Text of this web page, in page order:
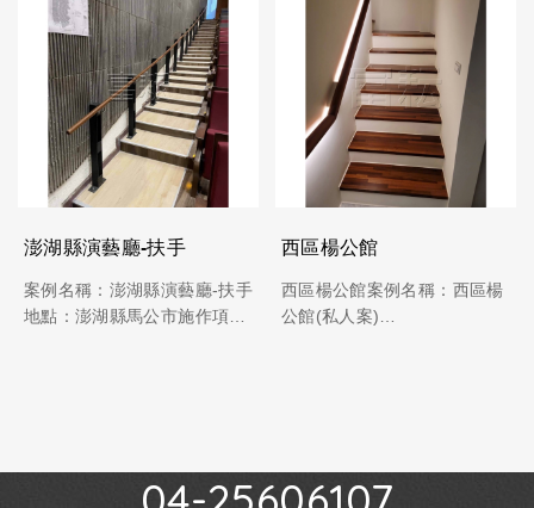
澎湖縣演藝廳-扶手
案例名稱：澎湖縣演藝廳-扶手
地點：澎湖縣馬公市施作項
西區楊公館
西區楊公館案例名稱：西區楊
公館(私人案)